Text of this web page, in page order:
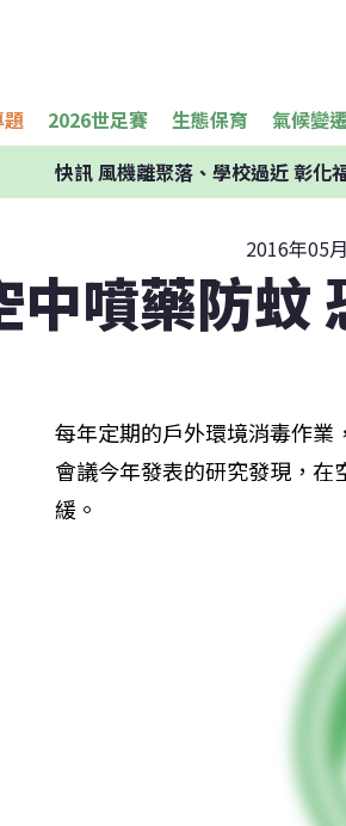
2026世足賽 生態保育 氣候變
快訊風機離聚落、學校過近 彰化
2016年05
中噴藥防蚊
每年定期的戶外環境消毒作
會議今年發表的研究發現，
緩。